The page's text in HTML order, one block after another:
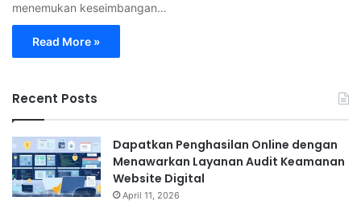
menemukan keseimbangan…
Read More »
Recent Posts
Dapatkan Penghasilan Online dengan
Menawarkan Layanan Audit Keamanan
Website Digital
April 11, 2026